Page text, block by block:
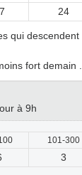
24
qui
fort demain ..
à 9h
101-300
3